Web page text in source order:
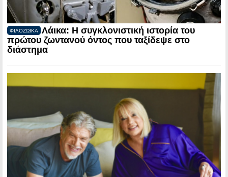
ΦΙΛΟΖΩΙΚΑ
Λάικα: Η συγκλονιστική ιστορία του
πρώτου ζωντανού όντος που ταξίδεψε στο
διάστημα